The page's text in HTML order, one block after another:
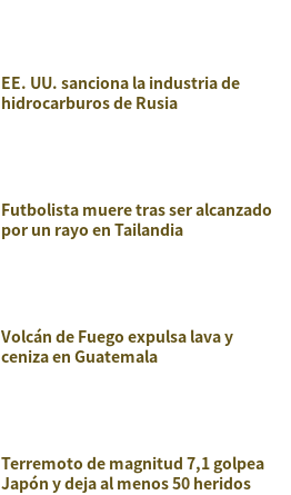
EE. UU. sanciona la industria de
hidrocarburos de Rusia
Futbolista muere tras ser alcanzado
por un rayo en Tailandia
Volcán de Fuego expulsa lava y
ceniza en Guatemala
Terremoto de magnitud 7,1 golpea
Japón y deja al menos 50 heridos